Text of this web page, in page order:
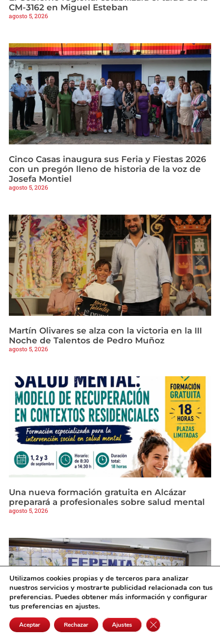
CM-3162 en Miguel Esteban
agosto 5, 2026
Cinco Casas inaugura sus Feria y Fiestas 2026
con un pregón lleno de historia de la voz de
Josefa Montiel
agosto 5, 2026
Martín Olivares se alza con la victoria en la III
Noche de Talentos de Pedro Muñoz
agosto 5, 2026
Una nueva formación gratuita en Alcázar
preparará a profesionales sobre salud mental
agosto 5, 2026
Utilizamos cookies propias y de terceros para analizar
nuestros servicios y mostrarte publicidad relacionada con tus
preferencias. Puedes obtener más información y configurar
tus preferencias en ajustes.
Aceptar Rechazar Ajustes Cerrar el banner de